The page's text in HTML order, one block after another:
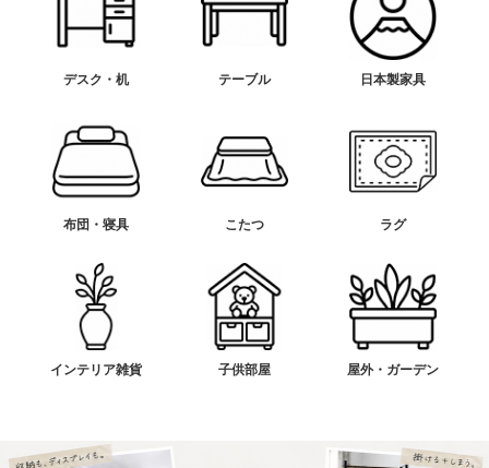
デスク・机 テーブル 日本製家具
布団・寝具 こたつ ラグ
インテリア雑貨 子供部屋 屋外・ガーデン